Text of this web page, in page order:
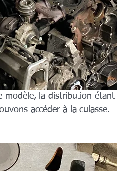
modèle, la distribution
accéder à la culasse.